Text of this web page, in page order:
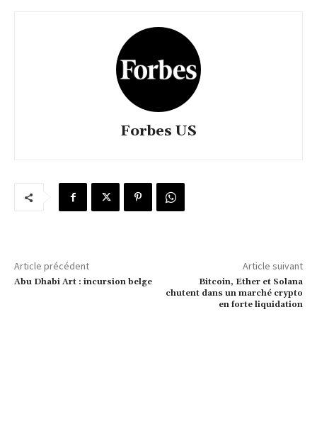
Forbes US
Article précédent
Abu Dhabi Art : incursion belge
Article suivant
Bitcoin, Ether et Solana
chutent dans un marché crypto
en forte liquidation